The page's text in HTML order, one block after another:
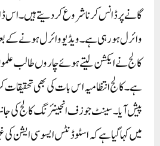
گانے پر ڈانس کرنا شروع کر دیتے ہیں۔ اس
وائرل ہو رہی ہے۔ویڈیو وائرل ہونے کے
کالج نے ایکشن لیتے ہوئے چاروں طالب
ہے۔ کالج انتظامیہ اس بات کی بھی تحقیقات
پیش آیا۔سینٹ جوزف انجینئرنگ کالج کی
میں کہا گیا ہے کہ اسٹوڈنٹس ایسوسی ایشن